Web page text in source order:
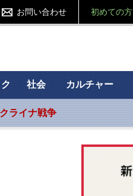
お問い合わせ 初めての方
社会 カルチャー
ライナ戦争